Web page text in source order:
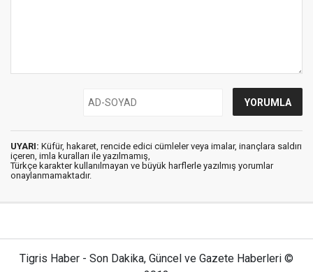
UYARI: Küfür, hakaret, rencide edici cümleler veya imalar, inançlara saldırı
içeren, imla kuralları ile yazılmamış,
Türkçe karakter kullanılmayan ve büyük harflerle yazılmış yorumlar
onaylanmamaktadır.
Tigris Haber - Son Dakika, Güncel ve Gazete Haberleri ©